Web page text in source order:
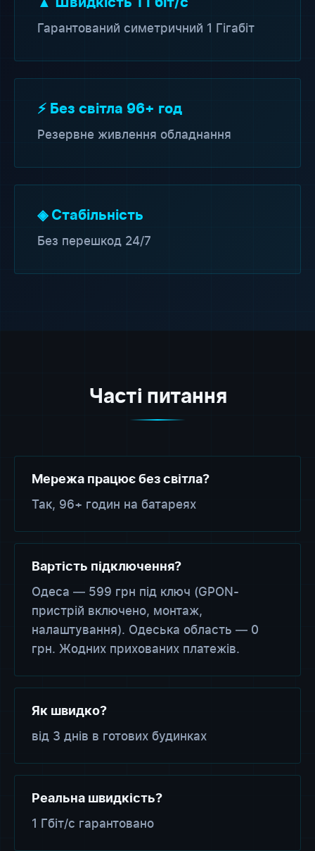
▲ Швидкість 1 Гбіт/с
Гарантований симетричний 1 Гігабіт
⚡ Без світла 96+ год
Резервне живлення обладнання
◈ Стабільність
Без перешкод 24/7
Часті питання
Мережа працює без світла?
Так, 96+ годин на батареях
Вартість підключення?
Одеса — 599 грн під ключ (GPON-
пристрій включено, монтаж,
налаштування). Одеська область — 0
грн. Жодних прихованих платежів.
Як швидко?
від 3 днів в готових будинках
Реальна швидкість?
1 Гбіт/с гарантовано